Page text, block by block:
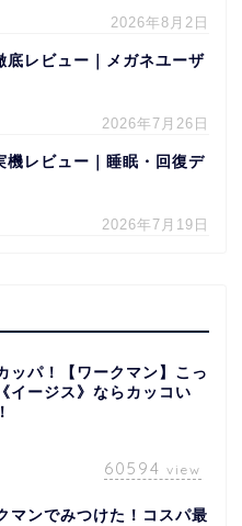
2026年8月2日
レビュー｜メガネユーザ
2026年7月26日
レビュー｜睡眠・回復デ
2026年7月19日
ッパ！【ワークマン】こっ
イージス》ならカッコい
60594 view
マンでみつけた！コスパ最